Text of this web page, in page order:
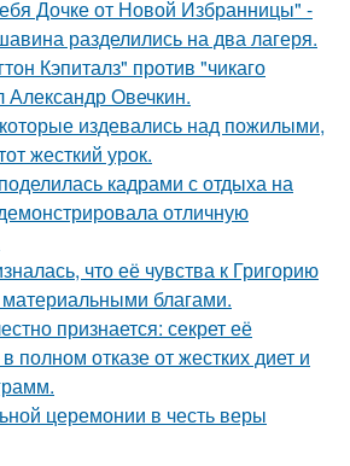
Дочке от Новой Избранницы" -
разделились на два лагеря.
Кэпиталз" против "чикаго
Александр Овечкин.
издевались над пожилыми,
жесткий урок.
кадрами с отдыха на
отличную
что её чувства к Григорию
благами.
признается: секрет её
отказе от жестких диет и
церемонии в честь веры